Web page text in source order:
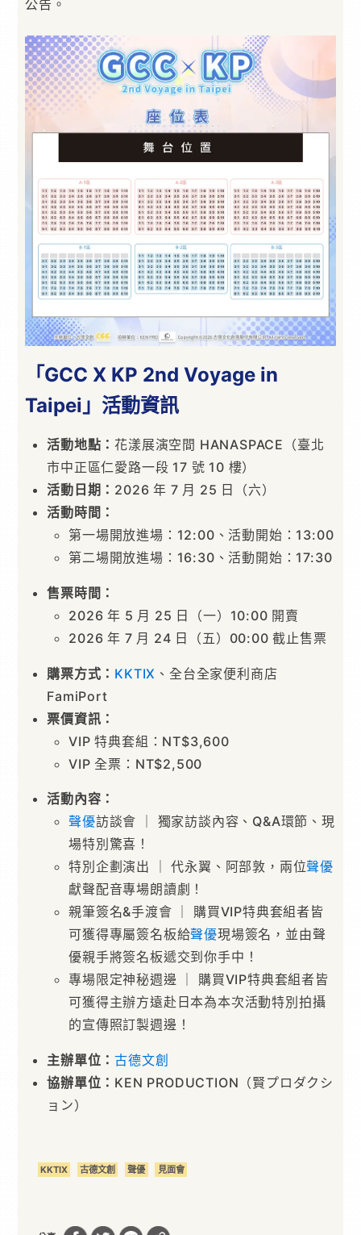
公告。
「GCC X KP 2nd Voyage in
Taipei」活動資訊
活動地點 ：花漾展演空間 HANASPACE（臺北
市中正區仁愛路一段 17 號 10 樓）
活動日期 ： 2026 年 7 月 25 日（六）
活動時間：
第一場開放進場：12:00、活動開始：13:00
第二場開放進場：16:30、活動開始：17:30
售票時間：
2026 年 5 月 25 日（一）10:00 開賣
2026 年 7 月 24 日（五）00:00 截止售票
購票方式： KKTIX 、全台全家便利商店
FamiPort
票價資訊：
VIP 特典套組：NT$3,600
VIP 全票：NT$2,500
活動內容：
聲優訪談會 ｜ 獨家訪談內容、Q&A環節、現
場特別驚喜！
特別企劃演出 ｜ 代永翼、阿部敦，兩位聲優
獻聲配音專場朗讀劇！
親筆簽名&手渡會 ｜ 購買VIP特典套組者皆
可獲得專屬簽名板給聲優現場簽名，並由聲
優親手將簽名板遞交到你手中！
專場限定神秘週邊 ｜ 購買VIP特典套組者皆
可獲得主辦方遠赴日本為本次活動特別拍攝
的宣傳照訂製週邊！
主辦單位：古德文創
協辦單位： KEN PRODUCTION（賢プロダクシ
ョン）
KKTIX 古德文創 聲優 見面會